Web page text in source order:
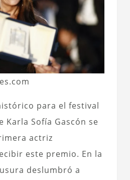
para el festival
Karla Sofía Gascón se
actriz
este premio. En la
deslumbró a